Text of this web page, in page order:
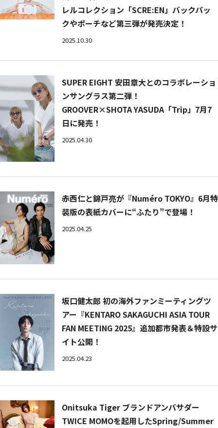
レルコレクション「SCRE:EN」バックパッ
クやポーチなど第三弾が発売決定！
2025.10.30
SUPER EIGHT 安田章大とのコラボレーショ
ンサングラス第二弾！
GROOVER×SHOTA YASUDA「Trip」7月7
日に発売！
2025.04.30
赤西仁と錦戸亮が『Numéro TOKYO』6月特
装版の表紙カバーに“ふたり”で登場！
2025.04.25
坂口健太郎 初の海外ファンミーティングツ
アー『KENTARO SAKAGUCHI ASIA TOUR
FAN MEETING 2025』追加都市発表＆特設サ
イト公開！
2025.04.23
Onitsuka Tiger ブランドアンバサダー
TWICE MOMOを起用したSpring/Summer